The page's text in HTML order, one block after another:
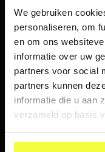
We gebruiken
personaliseren, om
en om ons
informatie over uw
partners voor social
partners kunnen
informatie die u aan
verzameld op basis